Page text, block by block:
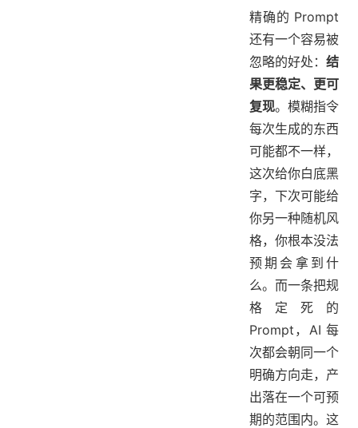
精确的 Prompt
还有一个容易被
忽略的好处： 结
果更稳定、更可
复现。模糊指令
每次生成的东西
可能都不一样，
这次给你白底黑
字，下次可能给
你另一种随机风
格，你根本没法
预期会拿到什
么。而一条把规
格定死的
Prompt，AI 每
次都会朝同一个
明确方向走，产
出落在一个可预
期的范围内。这